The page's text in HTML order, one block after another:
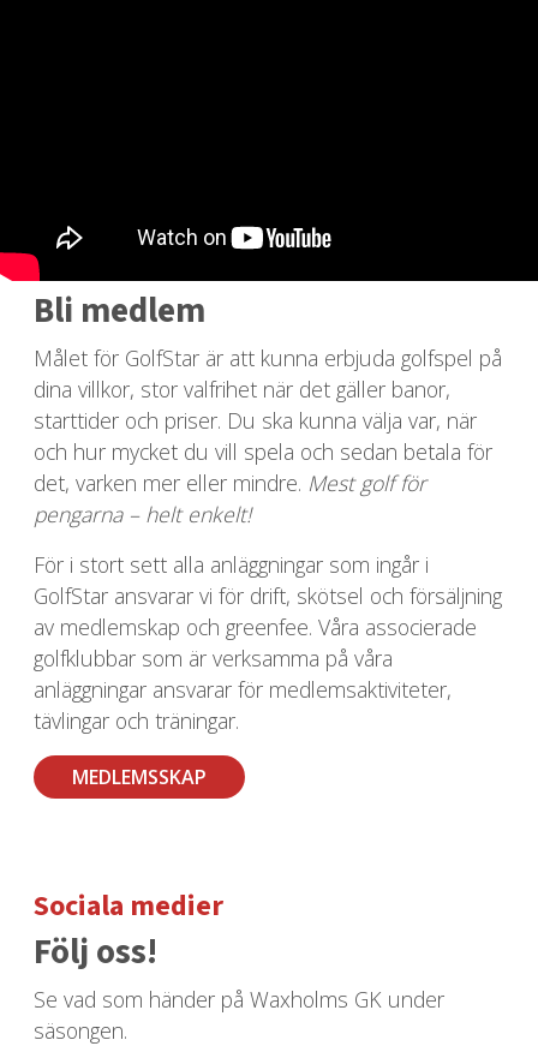
Bli medlem
Målet för GolfStar är att kunna erbjuda golfspel på
dina villkor, stor valfrihet när det gäller banor,
starttider och priser. Du ska kunna välja var, när
och hur mycket du vill spela och sedan betala för
det, varken mer eller mindre. Mest golf för
pengarna – helt enkelt!
För i stort sett alla anläggningar som ingår i
GolfStar ansvarar vi för drift, skötsel och försäljning
av medlemskap och greenfee. Våra associerade
golfklubbar som är verksamma på våra
anläggningar ansvarar för medlemsaktiviteter,
tävlingar och träningar.
MEDLEMSSKAP
Sociala medier
Följ oss!
Se vad som händer på Waxholms GK under
säsongen.